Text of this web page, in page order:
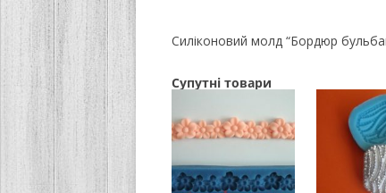
Силіконовий молд “Бордюр
Супутні товари